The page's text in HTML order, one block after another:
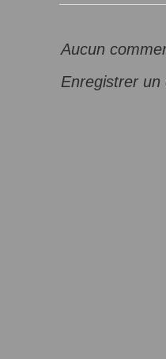
Aucun
Enregistrer